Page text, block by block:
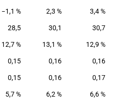
−1,1 % 2,3 % 3,4 %
28,5 30,1 30,7
12,7 % 13,1 % 12,9 %
0,15 0,16 0,16
0,15 0,16 0,17
5,7 % 6,2 % 6,6 %